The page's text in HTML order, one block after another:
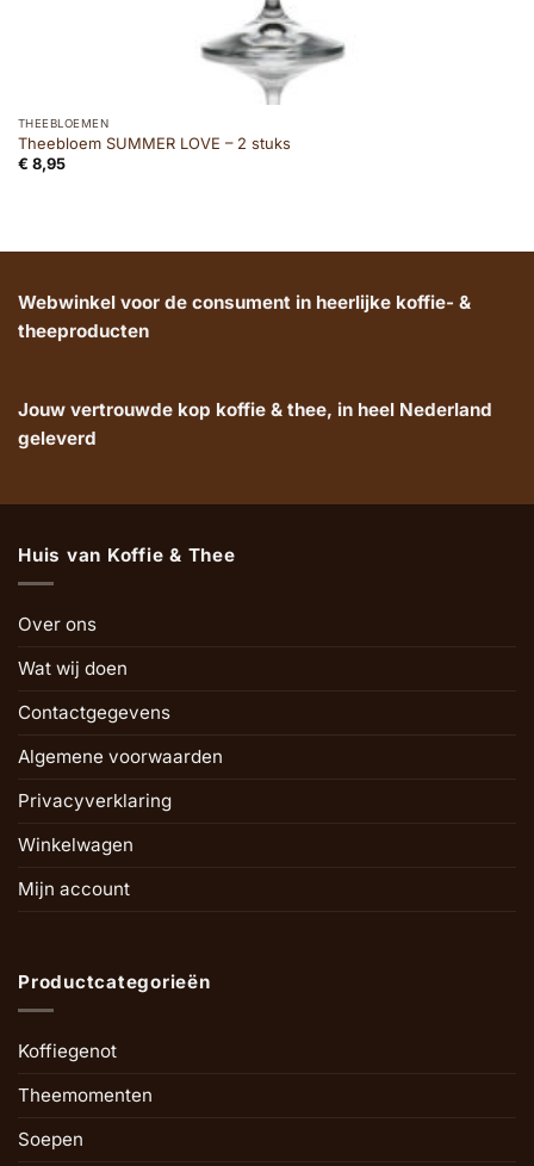
THEEBLOEMEN
Theebloem SUMMER LOVE – 2 stuks
€ 8,95
Webwinkel voor de consument in heerlijke koffie- &
theeproducten
Jouw vertrouwde kop koffie & thee, in heel Nederland
geleverd
Huis van Koffie & Thee
Over ons
Wat wij doen
Contactgegevens
Algemene voorwaarden
Privacyverklaring
Winkelwagen
Mijn account
Productcategorieën
Koffiegenot
Theemomenten
Soepen